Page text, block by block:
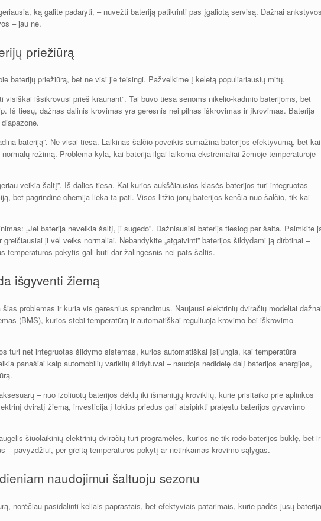
ką galite padaryti, – nuvežti bateriją patikrinti pas įgaliotą servisą. Dažnai
– jau ne.
priežiūrą
baterijų priežiūrą, bet ne visi jie teisingi. Pažvelkime į keletą populiariausių mitų.
visiškai išsikrovusi prieš kraunant”. Tai buvo tiesa senoms nikelio-kadmio baterijoms, bet
Iš tiesų, dažnas dalinis krovimas yra geresnis nei pilnas iškrovimas ir įkrovimas. Baterija
bateriją”. Ne visai tiesa. Laikinas šalčio poveikis sumažina baterijos efektyvumą, bet kai
režimą. Problema kyla, kai baterija ilgai laikoma ekstremaliai žemoje temperatūroje
veikia šaltį”. Iš dalies tiesa. Kai kurios aukščiausios klasės baterijos turi integruotas
bet pagrindinė chemija lieka ta pati. Visos litžio jonų baterijos kenčia nuo šalčio, tik kai
„Jei baterija neveikia šaltį, ji sugedo”. Dažniausiai baterija tiesiog per šalta. Paimkite
ji vėl veiks normaliai. Nebandykite „atgaivinti” baterijos šildydami ją dirbtinai –
temperatūros pokytis gali būti dar žalingesnis nei pats šaltis.
išgyventi žiemą
problemas ir kuria vis geresnius sprendimus. Naujausi elektrinių dviračių modeliai
(BMS), kurios stebi temperatūrą ir automatiškai reguliuoja krovimo bei iškrovimo
turi net integruotas šildymo sistemas, kurios automatiškai įsijungia, kai temperatūra
panašiai kaip automobilių variklių šildytuvai – naudoja nedidelę dalį baterijos energijos,
– nuo izoliuotų baterijos dėklų iki išmaniųjų kroviklių, kurie prisitaiko prie aplinkos
dviratį žiemą, investicija į tokius priedus gali atsipirkti pratęstu baterijos gyvavimo
šiuolaikinių elektrinių dviračių turi programėles, kurios ne tik rodo baterijos būklę, bet ir
– pavyzdžiui, per greitą temperatūros pokytį ar netinkamas krovimo sąlygas.
naudojimui šaltuoju sezonu
norėčiau pasidalinti keliais paprastais, bet efektyviais patarimais, kurie padės jūsų